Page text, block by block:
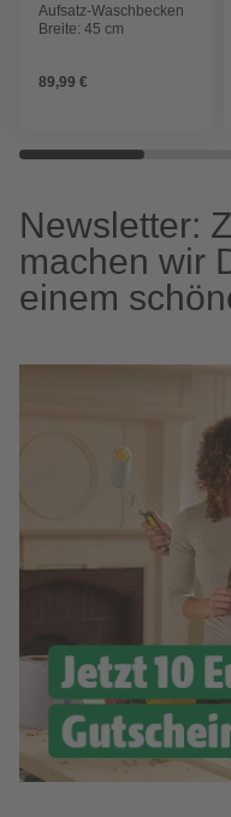
Aufsatz-Waschbecken
Breite: 45 cm
89,99 €
Newsletter:
machen wir
einem